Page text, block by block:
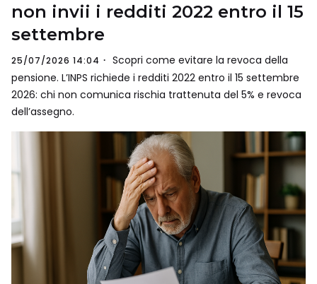
non invii i redditi 2022 entro il 15
settembre
25/07/2026 14:04
Scopri come evitare la revoca della
pensione. L’INPS richiede i redditi 2022 entro il 15 settembre
2026: chi non comunica rischia trattenuta del 5% e revoca
dell’assegno.